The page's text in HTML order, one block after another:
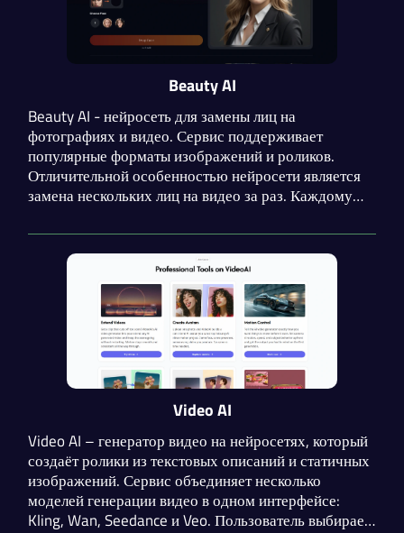
Beauty AI
Beauty AI - нейросеть для замены лиц на
фотографиях и видео. Сервис поддерживает
популярные форматы изображений и роликов.
Отличительной особенностью нейросети является
замена нескольких лиц на видео за раз. Каждому
внутреннюю валюту сервиса за приглашение
пользователей.
Video AI
Video AI – генератор видео на нейросетях, который
создаёт ролики из текстовых описаний и статичных
изображений. Сервис объединяет несколько
моделей генерации видео в одном интерфейсе:
Kling, Wan, Seedance и Veo. Пользователь выбирает